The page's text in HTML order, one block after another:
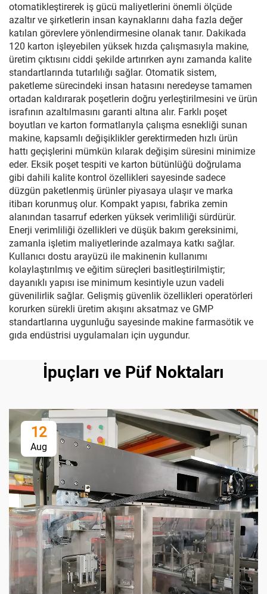
otomatikleştirerek iş gücü maliyetlerini önemli ölçüde
azaltır ve şirketlerin insan kaynaklarını daha fazla değer
katılan görevlere yönlendirmesine olanak tanır. Dakikada
120 karton işleyebilen yüksek hızda çalışmasıyla makine,
üretim çıktısını ciddi şekilde artırırken aynı zamanda kalite
standartlarında tutarlılığı sağlar. Otomatik sistem,
paketleme sürecindeki insan hatasını neredeyse tamamen
ortadan kaldırarak poşetlerin doğru yerleştirilmesini ve ürün
israfının azaltılmasını garanti altına alır. Farklı poşet
boyutları ve karton formatlarıyla çalışma esnekliği sunan
makine, kapsamlı değişiklikler gerektirmeden hızlı ürün
hattı geçişlerini mümkün kılarak değişim süresini minimize
eder. Eksik poşet tespiti ve karton bütünlüğü doğrulama
gibi dahili kalite kontrol özellikleri sayesinde sadece
düzgün paketlenmiş ürünler piyasaya ulaşır ve marka
itibarı korunmuş olur. Kompakt yapısı, fabrika zemin
alanından tasarruf ederken yüksek verimliliği sürdürür.
Enerji verimliliği özellikleri ve düşük bakım gereksinimi,
zamanla işletim maliyetlerinde azalmaya katkı sağlar.
Kullanıcı dostu arayüzü ile makinenin kullanımı
kolaylaştırılmış ve eğitim süreçleri basitleştirilmiştir;
dayanıklı yapısı ise minimum kesintiyle uzun vadeli
güvenilirlik sağlar. Gelişmiş güvenlik özellikleri operatörleri
korurken sürekli üretim akışını aksatmaz ve GMP
standartlarına uygunluğu sayesinde makine farmasötik ve
gıda endüstrisi uygulamaları için uygundur.
İpuçları ve Püf Noktaları
12
Aug